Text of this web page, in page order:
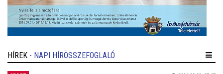
HÍREK - NAPI HÍRÖSSZEFOGLALÓ